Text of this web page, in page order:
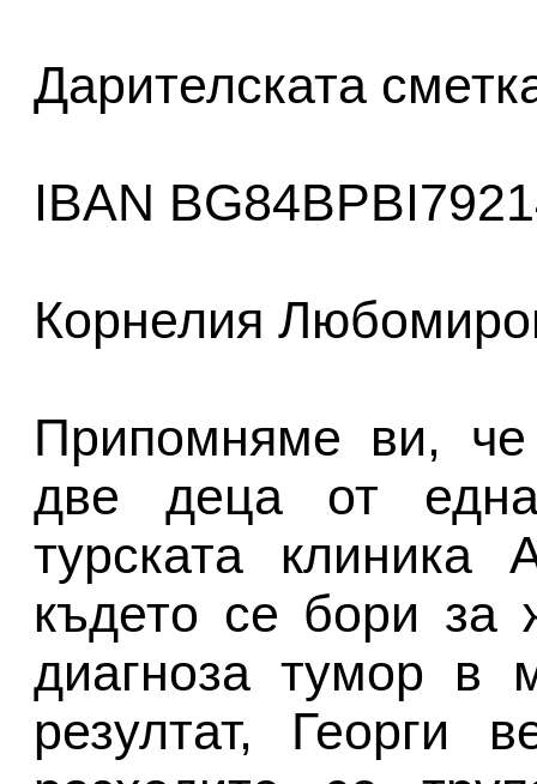
Дарителската
IBAN
Корнелия
Припомняме ви,
две деца от
турската клиника
където се бори за
диагноза тумор в
резултат, Георги